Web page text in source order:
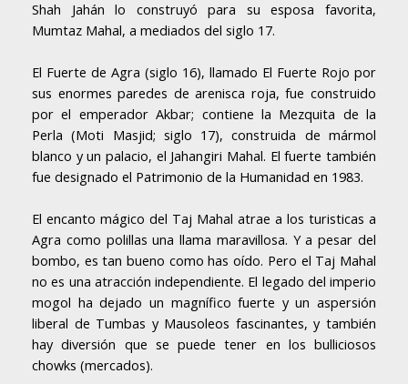
Shah Jahán lo construyó para su esposa favorita,
Mumtaz Mahal, a mediados del siglo 17.
El Fuerte de Agra (siglo 16), llamado El Fuerte Rojo por
sus enormes paredes de arenisca roja, fue construido
por el emperador Akbar; contiene la Mezquita de la
Perla (Moti Masjid; siglo 17), construida de mármol
blanco y un palacio, el Jahangiri Mahal. El fuerte también
fue designado el Patrimonio de la Humanidad en 1983.
El encanto mágico del Taj Mahal atrae a los turisticas a
Agra como polillas una llama maravillosa. Y a pesar del
bombo, es tan bueno como has oído. Pero el Taj Mahal
no es una atracción independiente. El legado del imperio
mogol ha dejado un magnífico fuerte y un aspersión
liberal de Tumbas y Mausoleos fascinantes, y también
hay diversión que se puede tener en los bulliciosos
chowks (mercados).